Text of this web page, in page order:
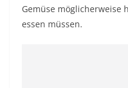
Gemüse möglicherweise
essen müssen.